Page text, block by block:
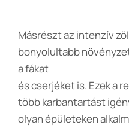
Másrészt az intenzív
bonyolultabb
a fákat
és cserjéket is. Ezek a
több karbantartást
olyan épületeken